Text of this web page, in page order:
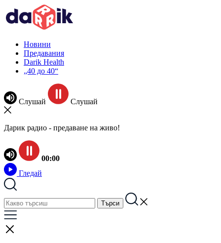
Новини
Предавания
Darik Health
„40 до 40“
Слушай Слушай
Дарик радио - предаване на живо!
00:00
Гледай